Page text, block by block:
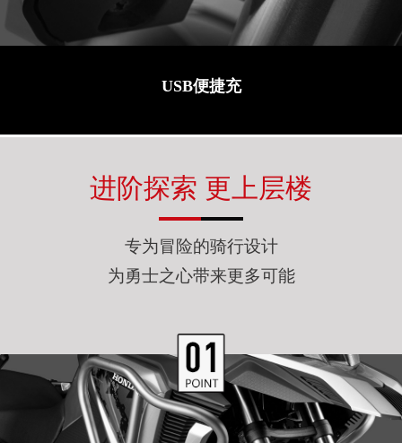
USB便捷充
进阶探索 更上层楼
专为冒险的骑行设计
为勇士之心带来更多可能